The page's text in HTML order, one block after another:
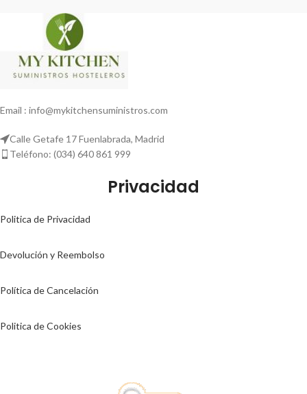
Email : info@mykitchensuministros.com
Calle Getafe 17 Fuenlabrada, Madrid
Teléfono: (034) 640 861 999
Privacidad
Politica de Privacidad
Devolución y Reembolso
Política de Cancelación
Politica de Cookies